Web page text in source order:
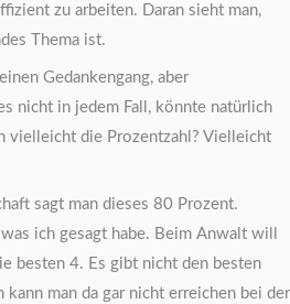
zu arbeiten. Daran sieht man,
Thema ist.
Gedankengang, aber
nicht in jedem Fall, könnte natürlich
vielleicht die Prozentzahl? Vielleicht
sagt man dieses 80 Prozent.
ich gesagt habe. Beim Anwalt will
besten 4. Es gibt nicht den besten
man da gar nicht erreichen bei der